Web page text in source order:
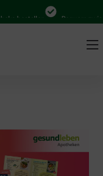
bestellen Bequem